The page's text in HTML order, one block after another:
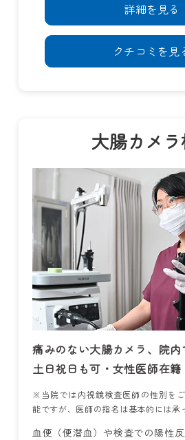
詳細を見る
クチコミを見
大腸カメ
痛みのない大腸カメラ、院
土日祝日も可・女性医師在籍
※当院では内視鏡検査医師の性別を
能ですが、医師の指名は基本的には承
血便（便潜血）や検査での陽性